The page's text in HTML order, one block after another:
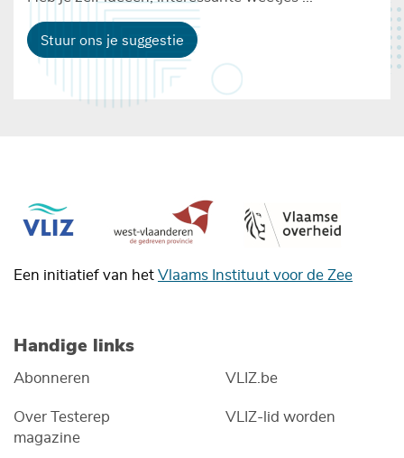
Stuur ons je suggestie
Een initiatief van het Vlaams Instituut voor de Zee
Handige links
Abonneren
Over Testerep
magazine
VLIZ.be
VLIZ-lid worden